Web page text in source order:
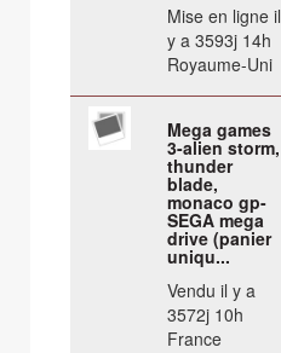
Mise en ligne il
y a 3593j 14h
Royaume-Uni
Mega games
3-alien storm,
thunder
blade,
monaco gp-
SEGA mega
drive (panier
uniqu...
Vendu il y a
3572j 10h
France